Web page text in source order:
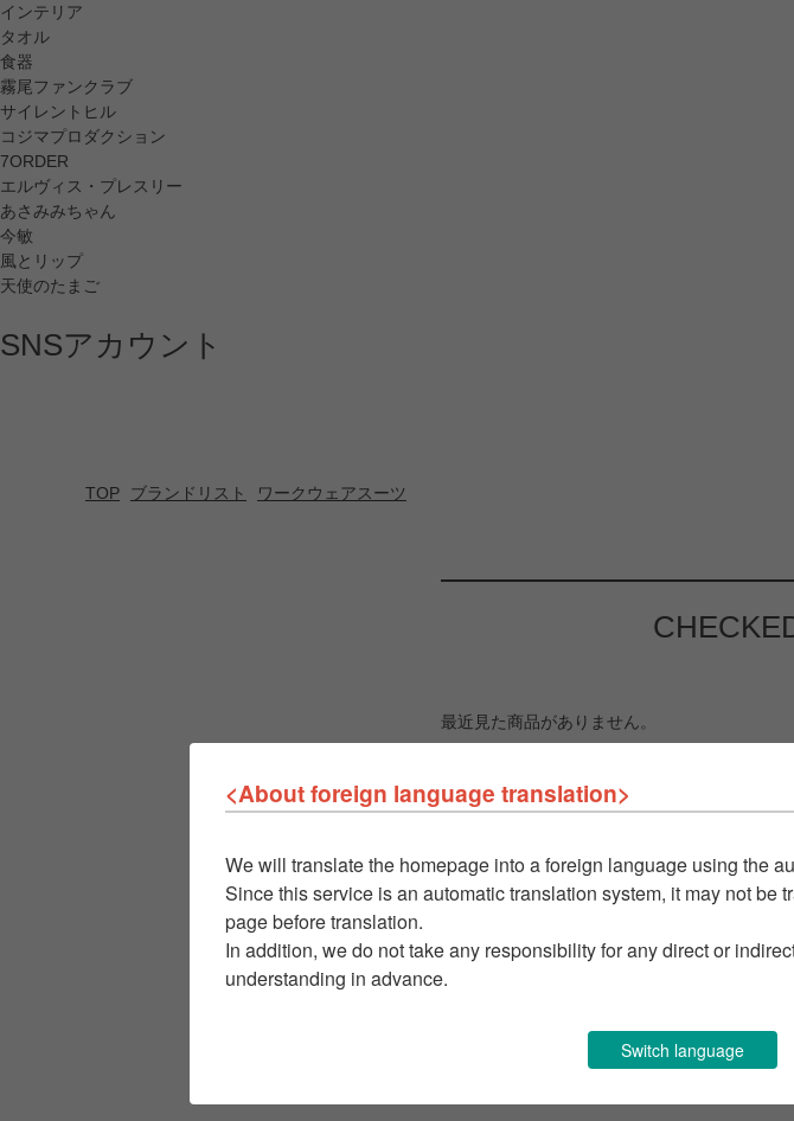
インテリア
タオル
食器
霧尾ファンクラブ
サイレントヒル
コジマプロダクション
7ORDER
エルヴィス・プレスリー
あさみみちゃん
今敏
風とリップ
天使のたまご
SNSアカウント
TOP ブランドリスト ワークウェアスーツ
最近見た商品がありません。
<About foreign language translation>
We will translate the homepage into a foreign language using the
Since this service is an automatic translation system, it may not
page before translation.
In addition, we do not take any responsibility for any direct or
understanding in advance.
Switch language